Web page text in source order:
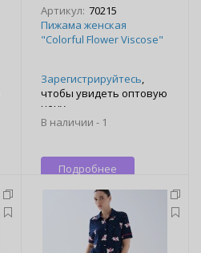
Артикул: 70215
Пижама женская
"Colorful Flower Viscose"
Зарегистрируйтесь,
чтобы увидеть оптовую
цену
В наличии - 1
Подробнее